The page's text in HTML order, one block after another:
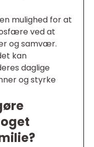
mulighed for at
ved at
og samvær.
kan
daglige
og styrke